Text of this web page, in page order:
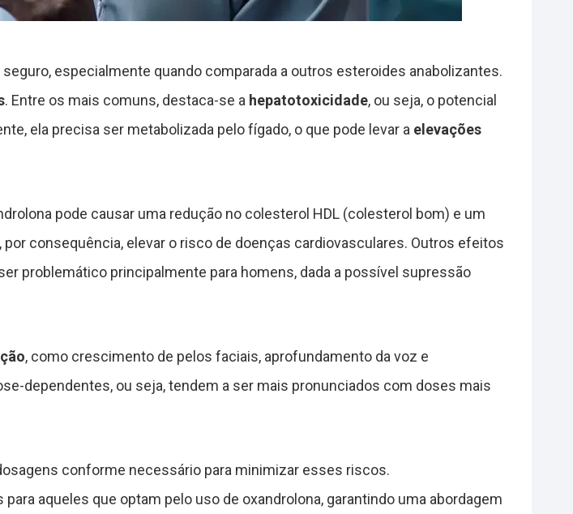
especialmente quando comparada a outros esteroides anabolizantes.
. Entre os mais comuns, destaca-se a hepatotoxicidade, ou seja, o potencial
ela precisa ser metabolizada pelo fígado, o que pode levar a elevações
pode causar uma redução no colesterol HDL (colesterol bom) e um
consequência, elevar o risco de doenças cardiovasculares. Outros efeitos
problemático principalmente para homens, dada a possível supressão
, como crescimento de pelos faciais, aprofundamento da voz e
dependentes, ou seja, tendem a ser mais pronunciados com doses mais
conforme necessário para minimizar esses riscos.
aqueles que optam pelo uso de oxandrolona, garantindo uma abordagem